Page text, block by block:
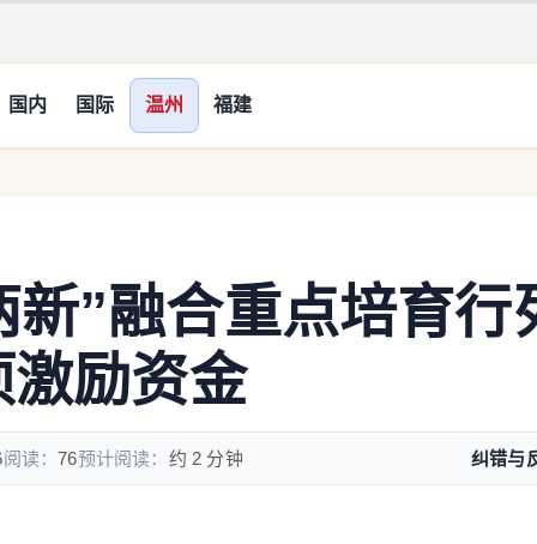
国内 国际 温州 福建
”融合重点培育行
励资金
阅读：76预计阅读： 约 2 分钟 纠错与